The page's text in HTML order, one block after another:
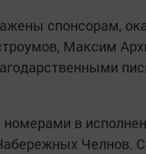
спонсорам,
Максим
в
Челнов.